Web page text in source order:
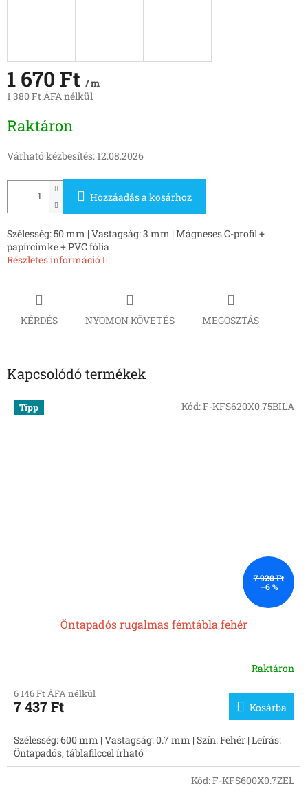
1 670 Ft / m
1 380 Ft ÁFA nélkül
Raktáron
Várható kézbesítés: 12.08.2026
Hozzáadás a kosárhoz
Szélesség: 50 mm | Vastagság: 3 mm | Mágneses C-profil +
papírcímke + PVC fólia
Részletes információ
KÉRDÉS NYOMON KÖVETÉS MEGOSZTÁS
Kapcsolódó termékek
Tipp
7 920 Ft
–6 %
Öntapadós rugalmas fémtábla fehér
átlagos
értékelése
ből
5,0
csillag.
Raktáron
6 146 Ft ÁFA nélkül
7 437 Ft Kosárba
Szélesség: 600 mm | Vastagság: 0.7 mm | Szín: Fehér | Leírás:
Öntapadós, táblafilccel írható
Kód:F-KFS620X0.75BILA
Kód:F-KFS600X0.7ZEL